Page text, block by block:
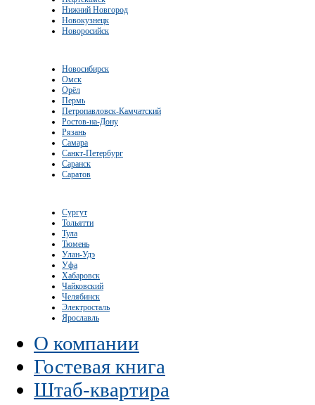
Нижний Новгород
Новокузнецк
Новоросийск
Новосибирск
Омск
Орёл
Пермь
Петропавловск-Камчатский
Ростов-на-Дону
Рязань
Самара
Санкт-Петербург
Саранск
Саратов
Сургут
Тольятти
Тула
Тюмень
Улан-Удэ
Уфа
Хабаровск
Чайковский
Челябинск
Электросталь
Ярославль
О компании
Гостевая книга
Штаб-квартира